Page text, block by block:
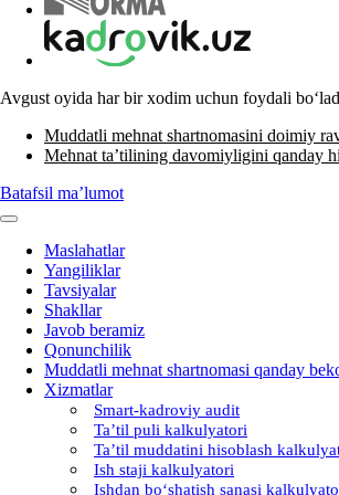
Avgust oyida har bir хodim uchun foydali
Muddatli mehnat shartnomasini doimiy
Mehnat ta’tilining davomiyligini qanday
Batafsil ma’lumot
Maslahatlar
Yangiliklar
Tavsiyalar
Shakllar
Javob beramiz
Qonunchilik
Muddatli mehnat shartnomasi qanday
Xizmatlar
Smart-kadroviy audit
Ta’til puli kalkulyatori
Ta’til muddatini hisoblash
Ish staji kalkulyatori
Ishdan boʻshatish sanasi